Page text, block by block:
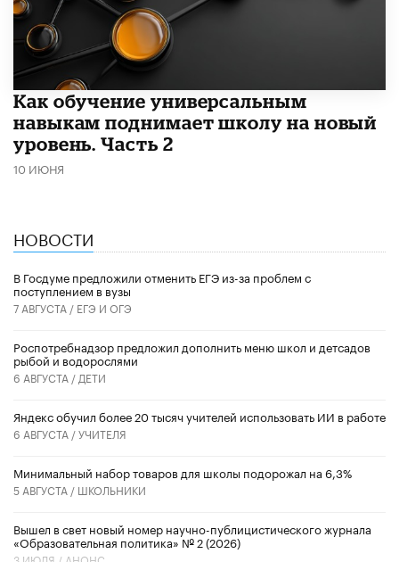
​Как обучение универсальным
навыкам поднимает школу на новый
уровень. Часть 2
10 ИЮНЯ
НОВОСТИ
В Госдуме предложили отменить ЕГЭ из-за проблем с
поступлением в вузы
7 АВГУСТА / ЕГЭ И ОГЭ
Роспотребнадзор предложил дополнить меню школ и детсадов
рыбой и водорослями
6 АВГУСТА / ДЕТИ
​Яндекс обучил более 20 тысяч учителей использовать ИИ в работе
6 АВГУСТА /УЧИТЕЛЯ
Минимальный набор товаров для школы подорожал на 6,3%
5 АВГУСТА / ШКОЛЬНИКИ
Вышел в свет новый номер научно-публицистического журнала
«Образовательная политика» № 2 (2026)